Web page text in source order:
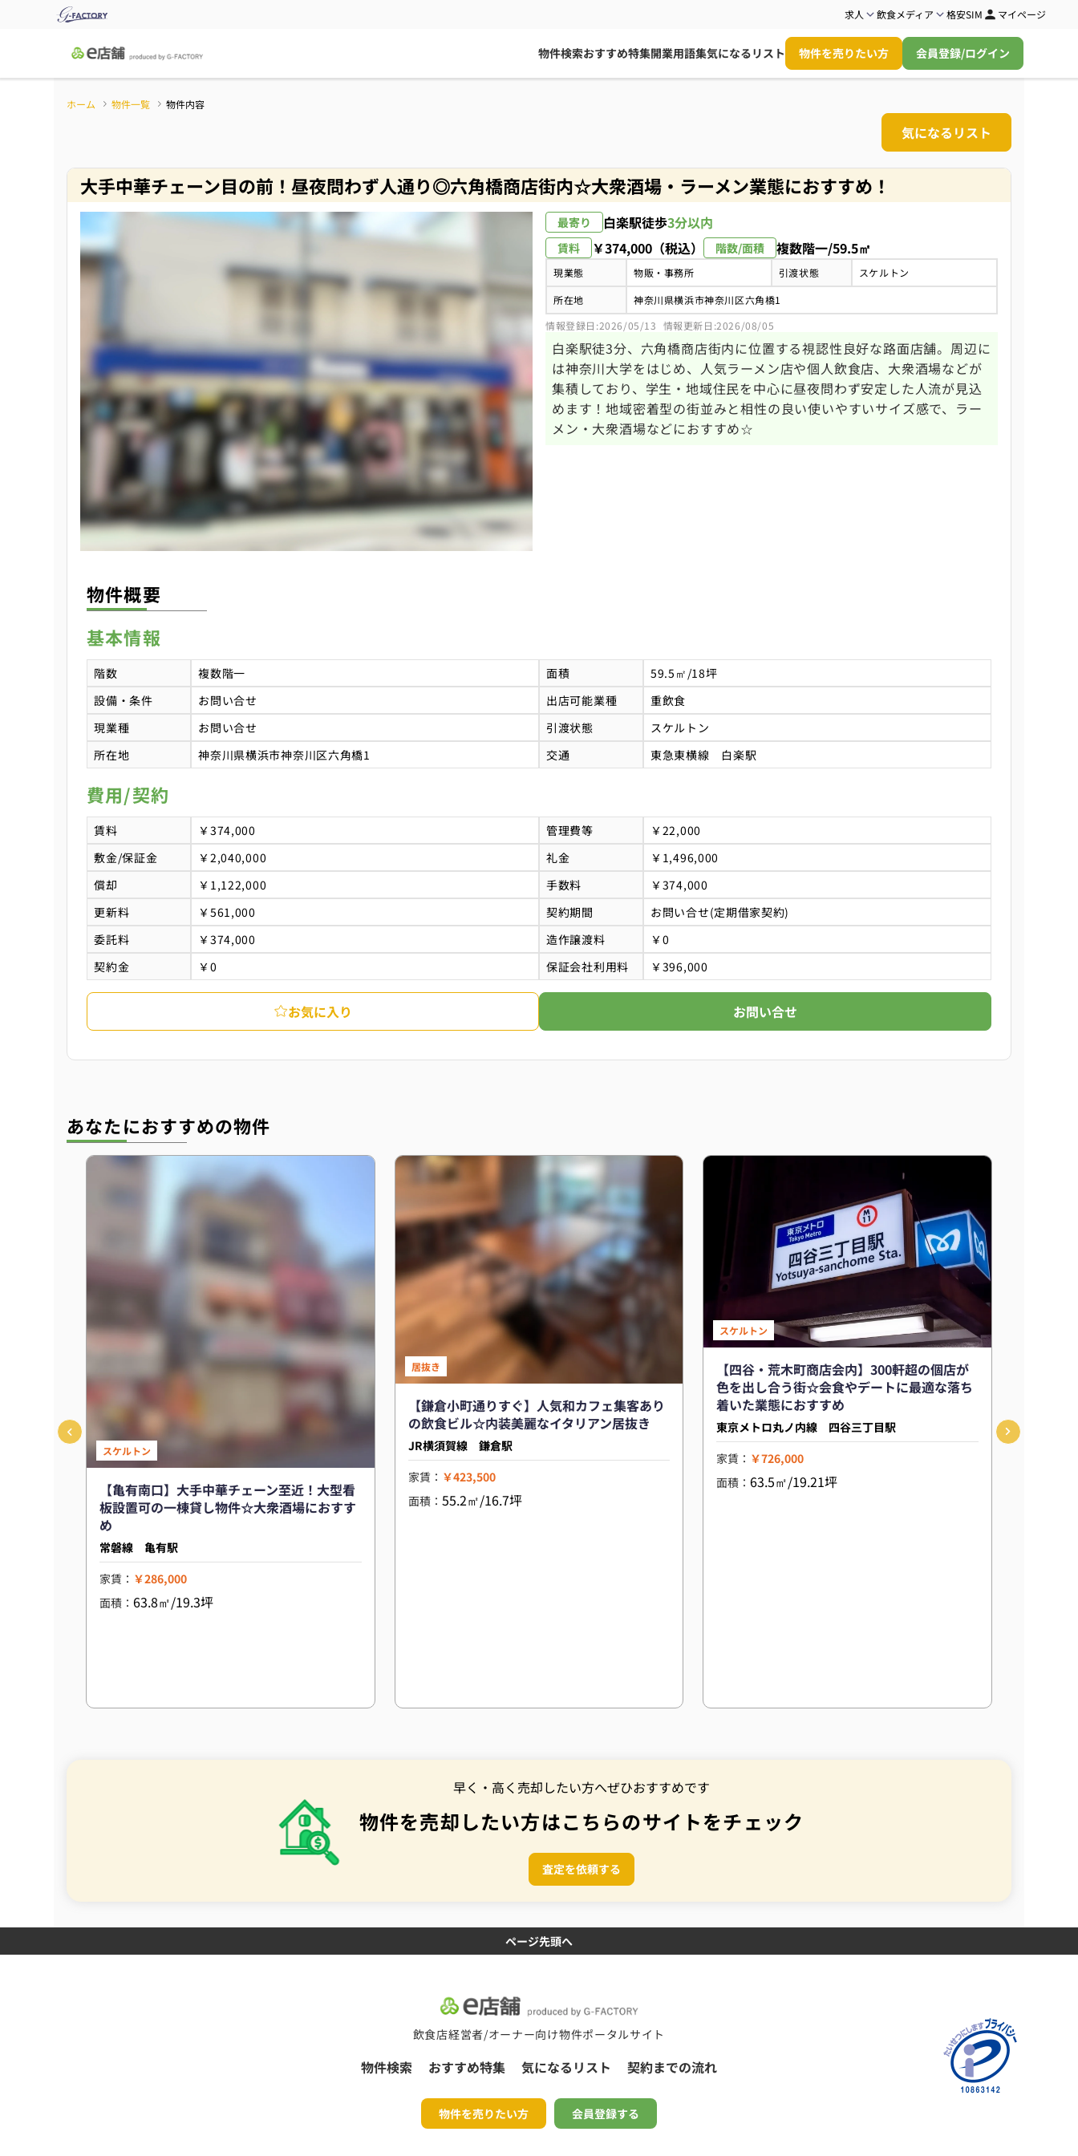
求人 飲食メディア 格安SIM マイページ
物件検索おすすめ特集開業用語集気になるリスト 物件を売りたい方 会員登録/ログイン
ホーム 物件一覧 物件内容
気になるリスト
大手中華チェーン目の前！昼夜問わず人通り◎六角橋商店街内☆大衆酒場・ラーメン業態におすすめ！
最寄り 白楽駅徒歩3分以内
賃料 ￥374,000（税込） 階数/面積 複数階一/59.5㎡
現業態 物販・事務所 引渡状態
スケルトン
所在地
神奈川県横浜市神奈川区六角橋1
情報登録日:2026/05/13 情報更新日:2026/08/05
白楽駅徒3分、六角橋商店街内に位置する視認性良好な路面店舗。周辺に
は神奈川大学をはじめ、人気ラーメン店や個人飲食店、大衆酒場などが
集積しており、学生・地域住民を中心に昼夜問わず安定した人流が見込
めます！地域密着型の街並みと相性の良い使いやすいサイズ感で、ラー
メン・大衆酒場などにおすすめ☆
物件概要
基本情報
階数 複数階一 面積
59.5㎡/18坪
設備・条件
お問い合せ 出店可能業種
重飲食
現業種
お問い合せ 引渡状態
スケルトン
所在地
神奈川県横浜市神奈川区六角橋1 交通 東急東横線 白楽駅
費用/契約
賃料 ￥374,000 管理費等
￥22,000
敷金/保証金
￥2,040,000 礼金
￥1,496,000
償却
￥1,122,000 手数料
￥374,000
更新料
￥561,000 契約期間
お問い合せ(定期借家契約)
委託料
￥374,000 造作譲渡料
￥0
契約金
￥0 保証会社利用料 ￥396,000
お気に入り お問い合せ
あなたにおすすめの物件
スケルトン
【亀有南口】大手中華チェーン至近！大型看
板設置可の一棟貸し物件☆大衆酒場におすす
め
常磐線 亀有駅
家賃： ￥286,000
面積：63.8㎡/19.3坪
居抜き
【鎌倉小町通りすぐ】人気和カフェ集客あり
の飲食ビル☆内装美麗なイタリアン居抜き
JR横須賀線 鎌倉駅
家賃： ￥423,500
面積： 55.2㎡/16.7坪
スケルトン
【四谷・荒木町商店会内】300軒超の個店が
色を出し合う街☆会食やデートに最適な落ち
着いた業態におすすめ
東京メトロ丸ノ内線 四谷三丁目駅
家賃： ￥726,000
面積：63.5㎡/19.21坪
早く・高く売却したい方へぜひおすすめです
物件を売却したい方はこちらのサイトをチェック
査定を依頼する
ページ先頭へ
飲食店経営者/オーナー向け物件ポータルサイト
物件検索 おすすめ特集 気になるリスト 契約までの流れ
物件を売りたい方 会員登録する